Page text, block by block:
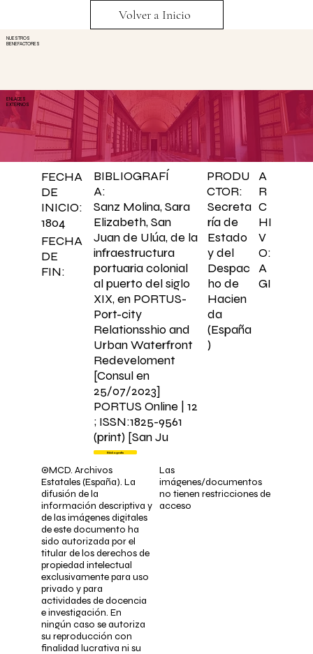
FECHA
DE
FIN:
FECHA
DE
INICIO:
1804
©MCD. Archivos
Estatales (España). La
difusión de la
información descriptiva y
de las imágenes digitales
de este documento ha
sido autorizada por el
titular de los derechos de
propiedad intelectual
exclusivamente para uso
privado y para
actividades de docencia
e investigación. En
ningún caso se autoriza
su reproducción con
finalidad lucrativa ni su
BIBLIOGRAFÍ
A:
Sanz Molina, Sara
Elizabeth, San
Juan de Ulúa, de la
infraestructura
portuaria colonial
al puerto del siglo
XIX, en PORTUS-
Port-city
Relationsshio and
Urban Waterfront
Redeveloment
[Consul en
25/07/2023]
PORTUS Online | 12
; ISSN:1825-9561
(print) [San Ju
Bibliografía
PRODU
CTOR:
Secreta
ría de
Estado
y del
Despac
ho de
Hacien
da
(España
)
Las
imágenes/documentos
no tienen restricciones de
acceso
A
R
C
HI
V
O:
A
GI
Volver a Inicio
NUESTROS
BENEFACTORES
ENLACES
EXTERNOS